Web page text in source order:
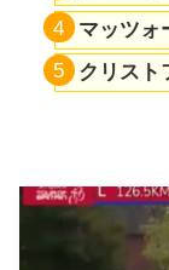
マッツォ
クリスト